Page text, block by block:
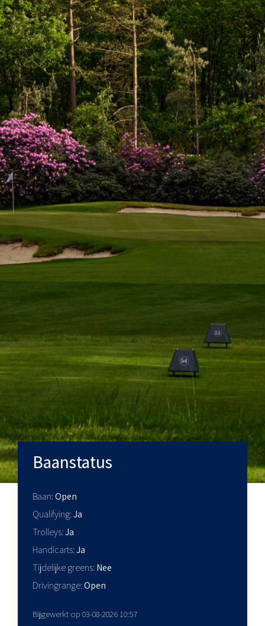
Baanstatus
Baan Open
Qualifying Ja
Trolleys Ja
Handicarts Ja
Tijdelijke greens Nee
Drivingrange Open
Bijgewerkt op 03-08-2026 10:57